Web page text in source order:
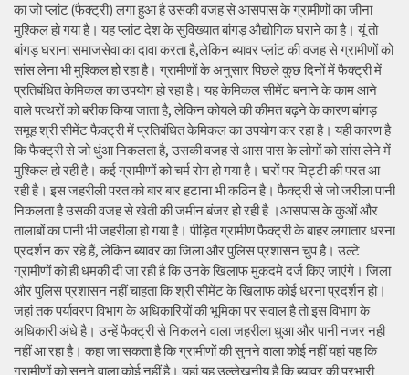
का जो प्लांट (फैक्ट्री) लगा हुआ है उसकी वजह से आसपास के ग्रामीणों का जीना
मुश्किल हो गया है। यह प्लांट देश के सुविख्यात बांगड़ औद्योगिक घराने का है। यूं तो
बांगड़ घराना समाजसेवा का दावा करता है,लेकिन ब्यावर प्लांट की वजह से ग्रामीणों को
सांस लेना भी मुश्किल हो रहा है। ग्रामीणों के अनुसार पिछले कुछ दिनों में फैक्ट्री में
प्रतिबंधित केमिकल का उपयोग हो रहा है। यह केमिकल सीमेंट बनाने के काम आने
वाले पत्थरों को बरीक किया जाता है, लेकिन कोयले की कीमत बढ़ने के कारण बांगड़
समूह श्री सीमेंट फैक्ट्री में प्रतिबंधित केमिकल का उपयोग कर रहा है। यही कारण है
कि फैक्ट्री से जो धुंआ निकलता है, उसकी वजह से आस पास के लोगों को सांस लेने में
मुश्किल हो रही है। कई ग्रामीणों को चर्म रोग हो गया है। घरों पर मिट्टी की परत आ
रही है। इस जहरीली परत को बार बार हटाना भी कठिन है। फैक्ट्री से जो जरीला पानी
निकलता है उसकी वजह से खेती की जमीन बंजर हो रही है ।आसपास के कुओं और
तालाबों का पानी भी जहरीला हो गया है। पीड़ित ग्रामीण फैक्ट्री के बाहर लगातार धरना
प्रदर्शन कर रहे हैं, लेकिन ब्यावर का जिला और पुलिस प्रशासन चुप है। उल्टे
ग्रामीणों को ही धमकी दी जा रही है कि उनके खिलाफ मुकदमे दर्ज किए जाएंगे। जिला
और पुलिस प्रशासन नहीं चाहता कि श्री सीमेंट के खिलाफ कोई धरना प्रदर्शन हो।
जहां तक पर्यावरण विभाग के अधिकारियों की भूमिका पर सवाल है तो इस विभाग के
अधिकारी अंधे है। उन्हें फैक्ट्री से निकलने वाला जहरीला धुआ और पानी नजर नही
नहीं आ रहा है। कहा जा सकता है कि ग्रामीणों की सुनने वाला कोई नहीं यहां यह कि
ग्रामीणों को सुनने वाला कोई नहीं है। यहां यह उल्लेखनीय है कि ब्यावर की प्रभारी